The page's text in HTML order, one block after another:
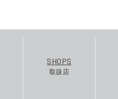
SHOPS
取扱店